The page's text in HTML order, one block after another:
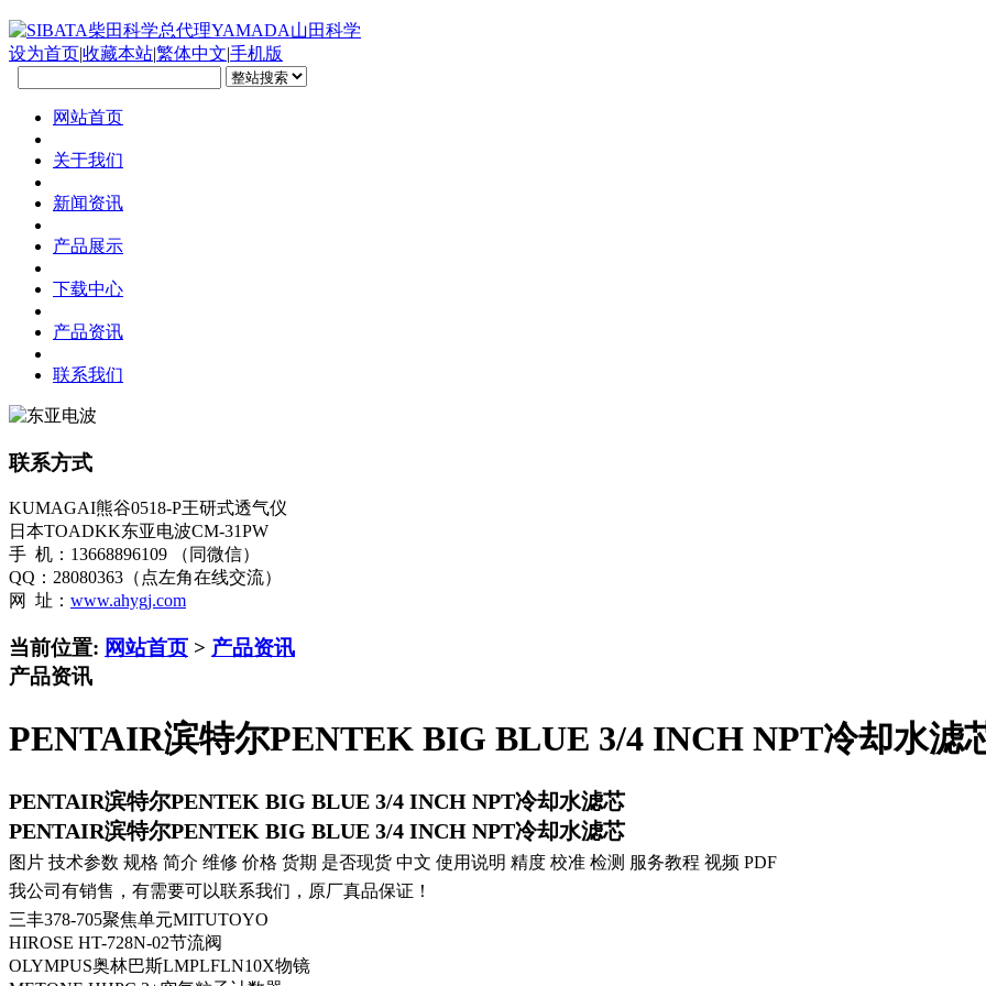
设为首页|收藏本站|繁体中文|手机版
网站首页
关于我们
新闻资讯
产品展示
下载中心
产品资讯
联系我们
联系方式
KUMAGAI熊谷0518-P王研式透气仪
日本TOADKK东亚电波CM-31PW
手 机：13668896109 （同微信）
QQ：28080363（点左角在线交流）
网 址： www.ahygj.com
当前位置: 网站首页 > 产品资讯
产品资讯
PENTAIR滨特尔PENTEK BIG BLUE 3/4 INCH NPT冷却水滤
PENTAIR滨特尔PENTEK BIG BLUE 3/4 INCH NPT冷却水滤芯
PENTAIR滨特尔PENTEK BIG BLUE 3/4 INCH NPT冷却水滤芯
图片 技术参数 规格 简介 维修 价格 货期 是否现货 中文 使用说明 精度 校准 检测 服务教程 视频 PDF
我公司有销售，有需要可以联系我们，原厂真品保证！
三丰378-705聚焦单元MITUTOYO
HIROSE HT-728N-02节流阀
OLYMPUS奥林巴斯LMPLFLN10X物镜